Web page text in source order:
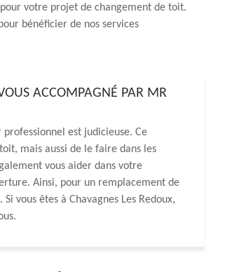
votre projet de changement de toit.
bénéficier de nos services
ACCOMPAGNÉ PAR MR
est judicieuse. Ce
mais aussi de le faire dans les
vous aider dans votre
Ainsi, pour un remplacement de
vous êtes à Chavagnes Les Redoux,